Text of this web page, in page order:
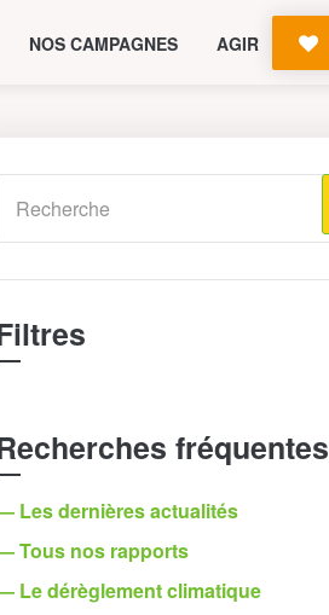
NOS CAMPAGNES AGIR
fréquentes
Les dernières actualités
Tous nos rapports
Le dérèglement climatique